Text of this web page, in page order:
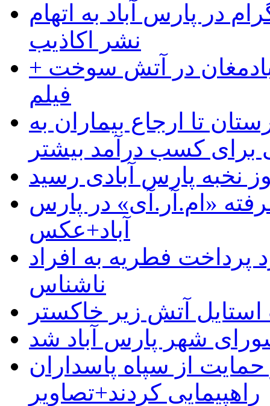
در پارس آباد به اتهام
نشر اکاذیب
در آتش سوخت +
فیلم
تا ارجاع بیماران به
کسب درآمد بیشتر
نخبه پارس آبادی رسید
«ام.آر.آی» در پارس
آباد+عکس
پرداخت فطریه به افراد
ناشناس
آتش زیر خاکستر
شهر پارس آباد شد
از سپاه پاسداران
راهپیمایی کردند+تصاویر